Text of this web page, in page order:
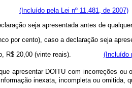
(Incluído pela Lei nº 11.481, de 2007)
seja apresentada antes de
por cento), caso a declaração seja
R$ 20,00 (vinte reais). (Incluído
apresentar DOITU com incorreções ou
inexata, incompleta ou omitida,